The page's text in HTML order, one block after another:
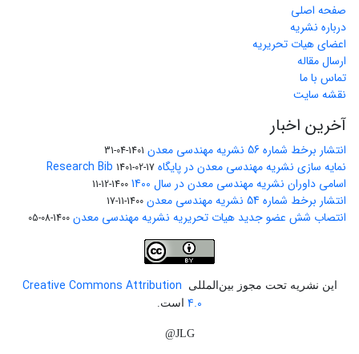
صفحه اصلی
درباره نشریه
اعضای هیات تحریریه
ارسال مقاله
تماس با ما
نقشه سایت
آخرین اخبار
انتشار برخط شماره 56 نشریه مهندسی معدن 1401-04-31
نمایه سازی نشریه مهندسی معدن در پایگاه Research Bib 1401-02-17
اسامی داوران نشریه مهندسی معدن در سال 1400 1400-12-11
انتشار برخط شماره 54 نشریه مهندسی معدن 1400-11-17
انتصاب شش عضو جدید هیات تحریریه نشریه مهندسی معدن 1400-08-05
این نشریه تحت مجوز بین‌المللی
Creative Commons Attribution
4.0 است.
JLG@